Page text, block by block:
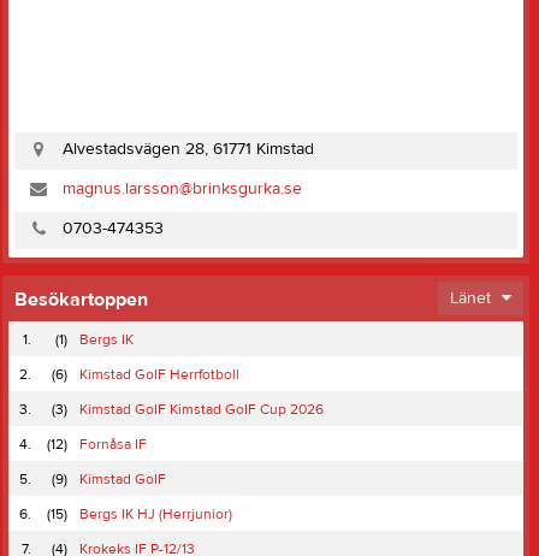
Alvestadsvägen 28, 61771 Kimstad
magnus.larsson@brinksgurka.se
0703-474353
Besökartoppen Länet
1. (1)
Bergs IK
2.
(6)
Kimstad GoIF Herrfotboll
3.
(3)
Kimstad GoIF Kimstad GoIF Cup 2026
4.
(12)
Fornåsa IF
5.
(9)
Kimstad GoIF
6.
(15)
Bergs IK HJ (Herrjunior)
7.
(4) Krokeks IF P-12/13